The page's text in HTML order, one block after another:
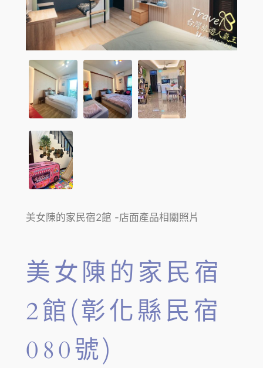
美女陳的家民宿2館 -店面產品相關照片
美女陳的家民宿
2館(彰化縣民宿
080號)